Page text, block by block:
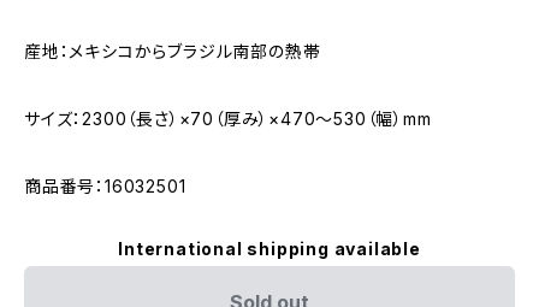
産地：メキシコからブラジル南部の熱帯
サイズ：2300（長さ）×70（厚み）×470〜530（幅）mm
商品番号：16032501
International shipping available
Sold out